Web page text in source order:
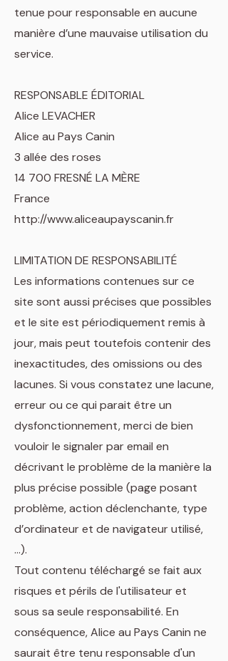
tenue pour responsable en aucune
manière d’une mauvaise utilisation du
service.
RESPONSABLE ÉDITORIAL
Alice LEVACHER
Alice au Pays Canin
3 allée des roses
14 700 FRESNÉ LA MÈRE
France
http://www.aliceaupayscanin.fr
LIMITATION DE RESPONSABILITÉ
Les informations contenues sur ce
site sont aussi précises que possibles
et le site est périodiquement remis à
jour, mais peut toutefois contenir des
inexactitudes, des omissions ou des
lacunes. Si vous constatez une lacune,
erreur ou ce qui parait être un
dysfonctionnement, merci de bien
vouloir le signaler par email en
décrivant le problème de la manière la
plus précise possible (page posant
problème, action déclenchante, type
d’ordinateur et de navigateur utilisé,
…).
Tout contenu téléchargé se fait aux
risques et périls de l'utilisateur et
sous sa seule responsabilité. En
conséquence, Alice au Pays Canin ne
saurait être tenu responsable d'un